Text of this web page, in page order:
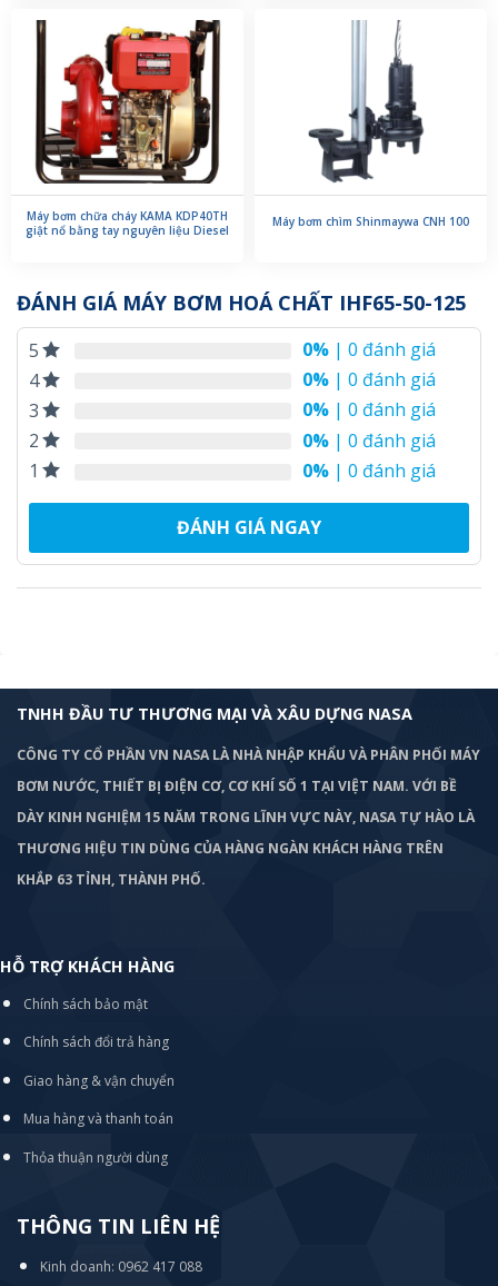
Máy bơm chữa cháy KAMA KDP40TH
giật nổ bằng tay nguyên liệu Diesel
Máy bơm chìm Shinmaywa CNH 100
ĐÁNH GIÁ MÁY BƠM HOÁ CHẤT IHF65-50-125
5 0% | 0 đánh giá
4
0% | 0 đánh giá
3
0% | 0 đánh giá
2
0% | 0 đánh giá
1
0% | 0 đánh giá
ĐÁNH GIÁ NGAY
TNHH ĐẦU TƯ THƯƠNG MẠI VÀ XÂU DỰNG NASA
CÔNG TY CỔ PHẦN VN NASA LÀ NHÀ NHẬP KHẨU VÀ PHÂN PHỐI MÁY
BƠM NƯỚC, THIẾT BỊ ĐIỆN CƠ, CƠ KHÍ SỐ 1 TẠI VIỆT NAM. VỚI BỀ
DÀY KINH NGHIỆM 15 NĂM TRONG LĨNH VỰC NÀY, NASA TỰ HÀO LÀ
THƯƠNG HIỆU TIN DÙNG CỦA HÀNG NGÀN KHÁCH HÀNG TRÊN
KHẮP 63 TỈNH, THÀNH PHỐ.
HỖ TRỢ KHÁCH HÀNG
Chính sách bảo mật
Chính sách đổi trả hàng
Giao hàng & vận chuyển
Mua hàng và thanh toán
Thỏa thuận người dùng
THÔNG TIN LIÊN HỆ
Kinh doanh: 0962 417 088